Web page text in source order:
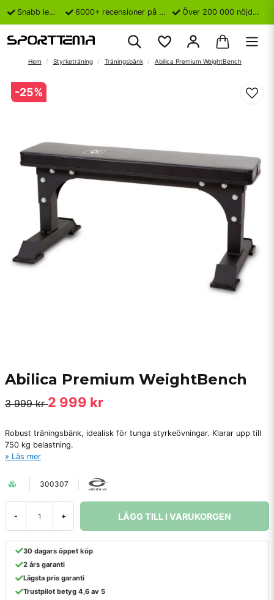
Snabb leverans 6000+ recensioner på Trustpilot Över 200 000 nöjda kunder
Hem Styrketräning Träningsbänk Abilica Premium WeightBench
-25%
Abilica Premium WeightBench
3 999 kr2 999 kr
Robust träningsbänk, idealisk för tunga styrkeövningar. Klarar upp till
750 kg belastning.
Läs mer
300307
- + LÄGG TILL I VARUKORGEN
30 dagars öppet köp
2 års garanti
Lägsta pris garanti
Trustpilot betyg 4,6 av 5